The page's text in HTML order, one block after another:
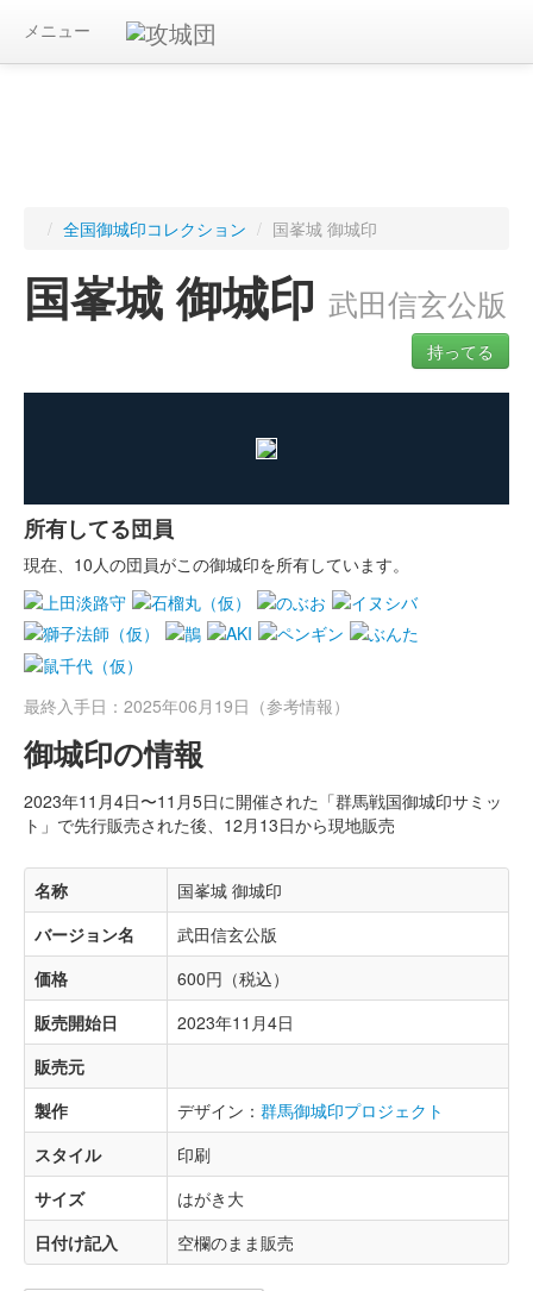
メニュー
/ 全国御城印コレクション / 国峯城 御城印
国峯城 御城印 武田信玄公版
持ってる
所有してる団員
現在、10人の団員がこの御城印を所有しています。
最終入手日：2025年06月19日（参考情報）
御城印の情報
2023年11月4日〜11月5日に開催された「群馬戦国御城印サミッ
ト」で先行販売された後、12月13日から現地販売
名称
国峯城 御城印
バージョン名
武田信玄公版
価格
600円（税込）
販売開始日
2023年11月4日
販売元
製作
デザイン： 群馬御城印プロジェクト
スタイル
印刷
サイズ
はがき大
日付け記入
空欄のまま販売